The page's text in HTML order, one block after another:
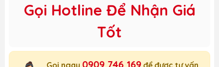
Gọi Hotline Để Nhận Giá
Tốt
Gọi ngay 0909 746 169 để được tư vấn